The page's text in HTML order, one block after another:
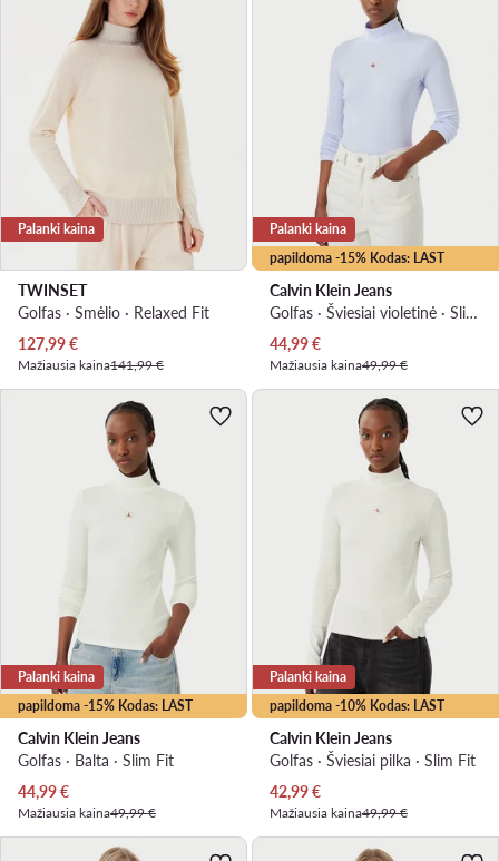
Palanki kaina
TWINSET
Golfas · Smėlio · Relaxed Fit
Dabartinė kaina
127,99€
Mažiausia kaina141,99 €
papildoma -15% Kodas: LAST
Palanki kaina
Calvin Klein Jeans
Golfas · Šviesiai violetinė · Slim Fit
Dabartinė kaina
44,99€
Mažiausia kaina49,99 €
papildoma -15% Kodas: LAST
Palanki kaina
Calvin Klein Jeans
Golfas · Balta · Slim Fit
Dabartinė kaina
44,99€
Mažiausia kaina49,99 €
papildoma -10% Kodas: LAST
Palanki kaina
Calvin Klein Jeans
Golfas · Šviesiai pilka · Slim Fit
Dabartinė kaina
42,99€
Mažiausia kaina49,99 €